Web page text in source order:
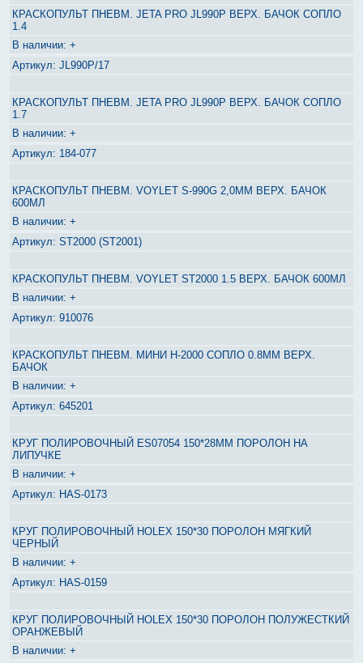
КРАСКОПУЛЬТ ПНЕВМ. JETA PRO JL990P ВЕРХ. БАЧОК СОПЛО
1.4
+
JL990P/17
КРАСКОПУЛЬТ ПНЕВМ. JETA PRO JL990P ВЕРХ. БАЧОК СОПЛО
1.7
+
184-077
КРАСКОПУЛЬТ ПНЕВМ. VOYLET S-990G 2,0MM ВЕРХ. БАЧОК
600МЛ
+
ST2000 (ST2001)
КРАСКОПУЛЬТ ПНЕВМ. VOYLET ST2000 1.5 ВЕРХ. БАЧОК 600МЛ
+
910076
КРАСКОПУЛЬТ ПНЕВМ. МИНИ Н-2000 СОПЛО 0.8ММ ВЕРХ.
БАЧОК
+
645201
КРУГ ПОЛИРОВОЧНЫЙ ES07054 150*28ММ ПОРОЛОН НА
ЛИПУЧКЕ
+
HAS-0173
КРУГ ПОЛИРОВОЧНЫЙ HOLEX 150*30 ПОРОЛОН МЯГКИЙ
ЧЕРНЫЙ
+
HAS-0159
КРУГ ПОЛИРОВОЧНЫЙ HOLEX 150*30 ПОРОЛОН ПОЛУЖЕСТКИЙ
ОРАНЖЕВЫЙ
+